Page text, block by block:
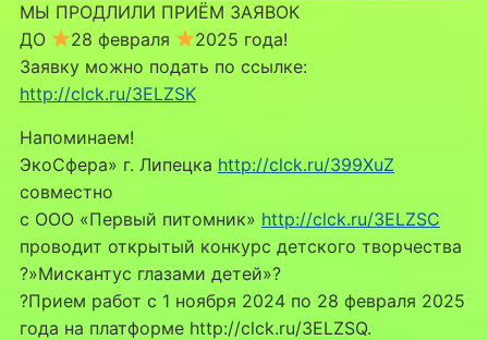
МЫ ПРОДЛИЛИ ПРИЁМ ЗАЯВОК
ДО
28 февраля
2025 года!
Заявку можно подать по ссылке:
http://clck.ru/3ELZSK
Напоминаем!
ЭкоСфера» г. Липецка http://clck.ru/399XuZ
совместно
с ООО «Первый питомник» http://clck.ru/3ELZSC
проводит открытый конкурс детского творчества
?»Мискантус глазами детей»?
?Прием работ с 1 ноября 2024 по 28 февраля 2025
года на платформе http://clck.ru/3ELZSQ.